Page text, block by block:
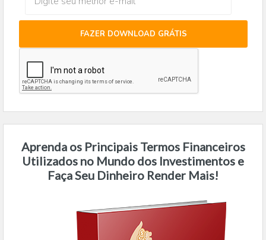
FAZER DOWNLOAD GRÁTIS
Aprenda os Principais Termos Financeiros
Utilizados no Mundo dos Investimentos e
Faça Seu Dinheiro Render Mais!